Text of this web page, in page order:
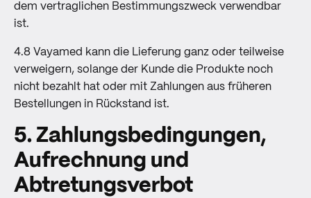
dem vertraglichen Bestimmungszweck verwendbar
ist.
4.8 Vayamed kann die Lieferung ganz oder teilweise
verweigern, solange der Kunde die Produkte noch
nicht bezahlt hat oder mit Zahlungen aus früheren
Bestellungen in Rückstand ist.
5. Zahlungsbedingungen,
Aufrechnung und
Abtretungsverbot